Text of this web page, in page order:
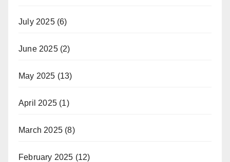
July 2025(6)
June 2025(2)
May 2025 (13)
April 2025 (1)
March 2025 (8)
February 2025 (12)